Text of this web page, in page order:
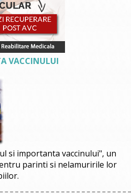
VACCINULUI
si importanta vaccinului", un
parinti si nelamuririle lor